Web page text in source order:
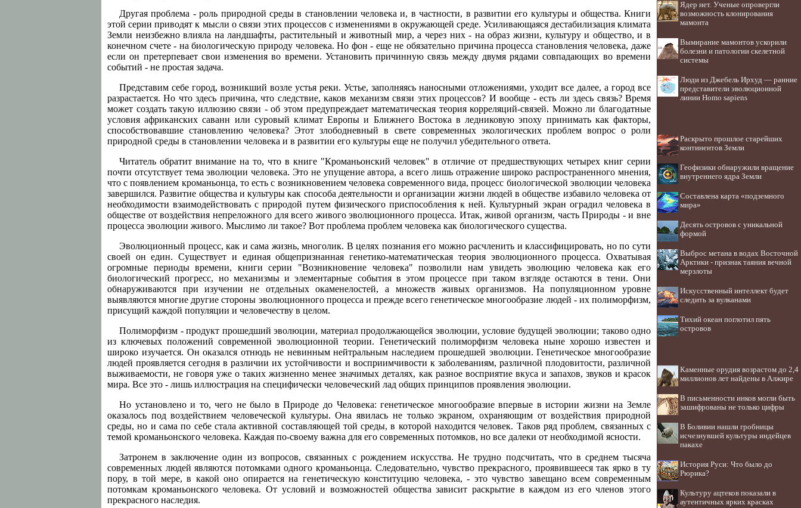
Другая проблема - роль природной среды в становлении человека и, в частности, в развитии его культуры и общества. Книги
этой серии приводят к мысли о связи этих процессов с изменениями в окружающей среде. Усиливающаяся дестабилизация климата
Земли неизбежно влияла на ландшафты, растительный и животный мир, а через них - на образ жизни, культуру и общество, и в
конечном счете - на биологическую природу человека. Но фон - еще не обязательно причина процесса становления человека, даже
если он претерпевает свои изменения во времени. Установить причинную связь между двумя рядами совпадающих во времени
событий - не простая задача.
Представим себе город, возникший возле устья реки. Устье, заполняясь наносными отложениями, уходит все далее, а город все
разрастается. Но что здесь причина, что следствие, каков механизм связи этих процессов? И вообще - есть ли здесь связь? Время
может создать такую иллюзию связи - об этом предупреждает математическая теория корреляций-связей. Можно ли благодатные
условия африканских саванн или суровый климат Европы и Ближнего Востока в ледниковую эпоху принимать как факторы,
способствовавшие становлению человека? Этот злободневный в свете современных экологических проблем вопрос о роли
природной среды в становлении человека и в развитии его культуры еще не получил убедительного ответа.
Читатель обратит внимание на то, что в книге "Кроманьонский человек" в отличие от предшествующих четырех книг серии
почти отсутствует тема эволюции человека. Это не упущение автора, а всего лишь отражение широко распространенного мнения,
что с появлением кроманьонца, то есть с возникновением человека современного вида, процесс биологической эволюции человека
завершился. Развитие общества и культуры как способа деятельности и организации жизни людей в обществе избавило человека от
необходимости взаимодействовать с природой путем физического приспособления к ней. Культурный экран оградил человека в
обществе от воздействия непреложного для всего живого эволюционного процесса. Итак, живой организм, часть Природы - и вне
процесса эволюции живого. Мыслимо ли такое? Вот проблема проблем человека как биологического существа.
Эволюционный процесс, как и сама жизнь, многолик. В целях познания его можно расчленить и классифицировать, но по сути
своей он един. Существует и единая общепризнанная генетико-математическая теория эволюционного процесса. Охватывая
огромные периоды времени, книги серии "Возникновение человека" позволили нам увидеть эволюцию человека как его
биологический прогресс, но механизмы и элементарные события в этом процессе при таком взгляде остаются в тени. Они
обнаруживаются при изучении не отдельных окаменелостей, а множеств живых организмов. На популяционном уровне
выявляются многие другие стороны эволюционного процесса и прежде всего генетическое многообразие людей - их полиморфизм,
присущий каждой популяции и человечеству в целом.
Полиморфизм - продукт прошедший эволюции, материал продолжающейся эволюции, условие будущей эволюции; таково одно
из ключевых положений современной эволюционной теории. Генетический полиморфизм человека ныне хорошо известен и
широко изучается. Он оказался отнюдь не невинным нейтральным наследием прошедшей эволюции. Генетическое многообразие
людей проявляется сегодня в различии их устойчивости и восприимчивости к заболеваниям, различной плодовитости, различной
выживаемости, не говоря уже о таких жизненно менее значимых деталях, как разное восприятие вкуса и запахов, звуков и красок
мира. Все это - лишь иллюстрация на специфически человеческий лад общих принципов проявления эволюции.
Но установлено и то, чего не было в Природе до Человека: генетическое многообразие впервые в истории жизни на Земле
оказалось под воздействием человеческой культуры. Она явилась не только экраном, охраняющим от воздействия природной
среды, но и сама по себе стала активной составляющей той среды, в которой находится человек. Таков ряд проблем, связанных с
темой кроманьонского человека. Каждая по-своему важна для его современных потомков, но все далеки от необходимой ясности.
Затронем в заключение один из вопросов, связанных с рождением искусства. Не трудно подсчитать, что в среднем тысяча
современных людей являются потомками одного кроманьонца. Следовательно, чувство прекрасного, проявившееся так ярко в ту
пору, в той мере, в какой оно опирается на генетическую конституцию человека, - это чувство завещано всем современным
потомкам кроманьонского человека. От условий и возможностей общества зависит раскрытие в каждом из его членов этого
прекрасного наследия.
Ядер нет. Ученые опровергли
возможность клонирования
мамонта
Вымирание мамонтов ускорили
болезни и патологии скелетной
системы
Люди из Джебель Ирхуд — ранние
представители эволюционной
линии Homo sapiens
Раскрыто прошлое старейших
континентов Земли
Геофизики обнаружили вращение
внутреннего ядра Земли
Составлена карта «подземного
мира»
Десять островов c уникальной
формой
Выброс метана в водах Восточной
Арктики - признак таяния вечной
мерзлоты
Искусственный интеллект будет
следить за вулканами
Тихий океан поглотил пять
островов
Каменные орудия возрастом до 2,4
миллионов лет найдены в Алжире
В письменности инков могли быть
зашифрованы не только цифры
В Боливии нашли гробницы
исчезнувшей культуры индейцев
пакахе
История Руси: Что было до
Рюрика?
Культуру ацтеков показали в
аутентичных ярких красках